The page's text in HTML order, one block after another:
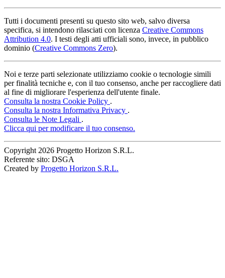
Tutti i documenti presenti su questo sito web, salvo diversa
specifica, si intendono rilasciati con licenza Creative Commons
Attribution 4.0. I testi degli atti ufficiali sono, invece, in pubblico
dominio (Creative Commons Zero).
Noi e terze parti selezionate utilizziamo cookie o tecnologie simili
per finalità tecniche e, con il tuo consenso, anche per raccogliere dati
al fine di migliorare l'esperienza dell'utente finale.
Consulta la nostra Cookie Policy .
Consulta la nostra Informativa Privacy .
Consulta le Note Legali .
Clicca qui per modificare il tuo consenso.
Copyright2026 Progetto Horizon S.R.L.
Referente sito: DSGA
Created by Progetto Horizon S.R.L.